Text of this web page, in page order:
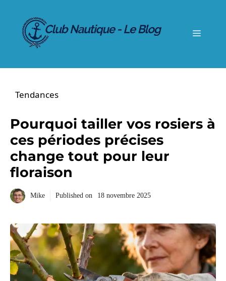
contenu
Menu
Tendances
Pourquoi tailler vos rosiers à
ces périodes précises
change tout pour leur
floraison
Mike Published on 18 novembre 2025